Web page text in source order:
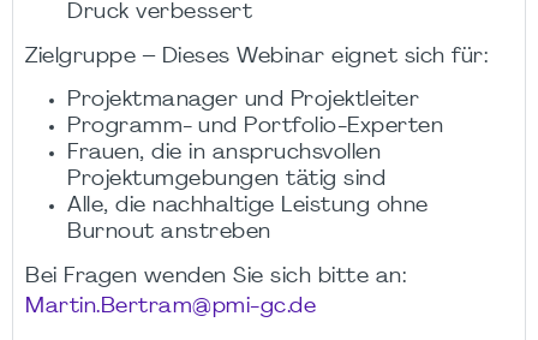
Druck verbessert
Zielgruppe – Dieses Webinar eignet sich für:
Projektmanager und Projektleiter
Programm- und Portfolio-Experten
Frauen, die in anspruchsvollen
Projektumgebungen tätig sind
Alle, die nachhaltige Leistung ohne
Burnout anstreben
Bei Fragen wenden Sie sich bitte an:
Martin.Bertram@pmi-gc.de